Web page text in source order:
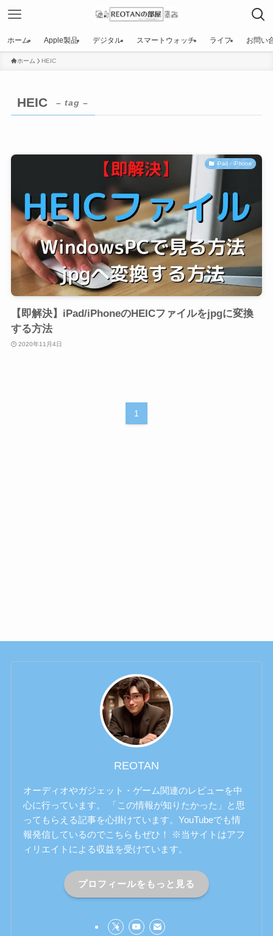
ホーム Apple製品 デジタル スマートウォッチ ライフ お問い
ホーム HEIC
HEIC – tag –
iPad・iPhone
【即解決】iPad/iPhoneのHEICファイルをjpgに変換
する方法
2020年11月4日
1
REOTAN
オーディオやガジェット・ゲーム関連のレビューを中
心に行っています。 「この情報が知りたかった」と思
ってもらえる記事を心掛けています。YouTubeでも情
報発信しているのでこちらもぜひ！ ※当サイトはアフ
ィリエイトによる収益を受けています。
プロフィールをもっと見る